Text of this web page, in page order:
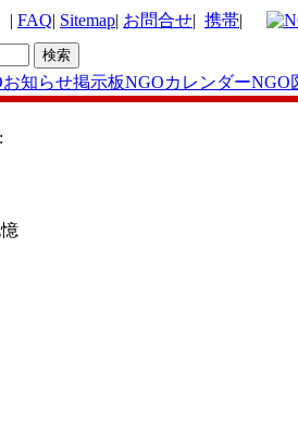
| FAQ| Sitemap| お問合せ| 携帯|
知らせ掲示板NGOカレンダーNGO